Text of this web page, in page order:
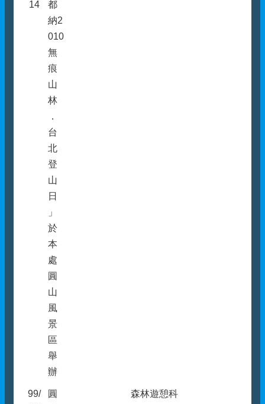
14
都
納2
010
無
痕
山
林
．
台
北
登
山
日
」
於
本
處
圓
山
風
景
區
舉
辦
99/
圓
森林遊憩科